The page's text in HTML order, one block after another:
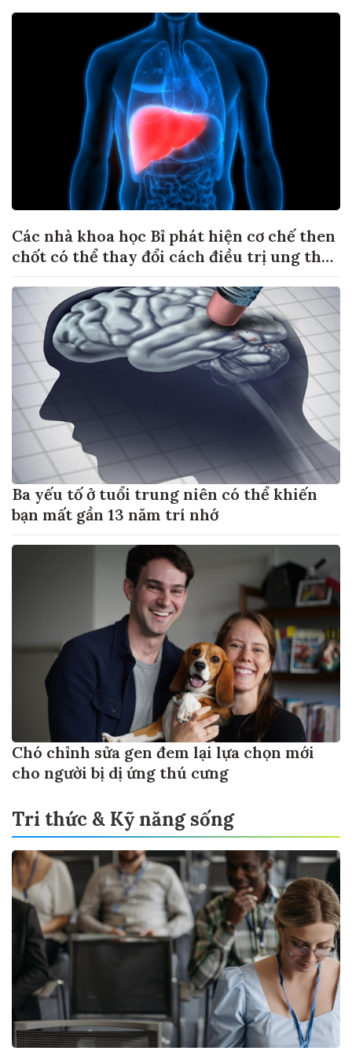
Các nhà khoa học Bỉ phát hiện cơ chế then
chốt có thể thay đổi cách điều trị ung thư
Ba yếu tố ở tuổi trung niên có thể khiến
bạn mất gần 13 năm trí nhớ
Chó chỉnh sửa gen đem lại lựa chọn mới
cho người bị dị ứng thú cưng
Tri thức & Kỹ năng sống